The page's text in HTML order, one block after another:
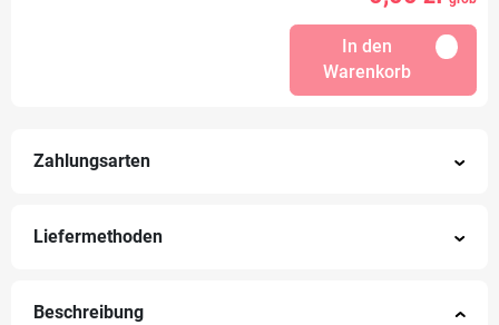
In den
Warenkorb
Zahlungsarten
Liefermethoden
Beschreibung